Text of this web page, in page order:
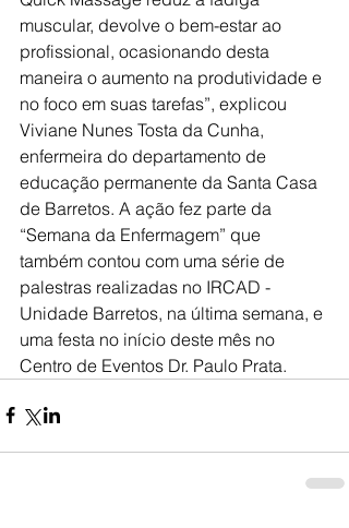
muscular, devolve o bem-estar ao
profissional, ocasionando desta
maneira o aumento na produtividade e
no foco em suas tarefas”, explicou
Viviane Nunes Tosta da Cunha,
enfermeira do departamento de
educação permanente da Santa Casa
de Barretos. A ação fez parte da
“Semana da Enfermagem” que
também contou com uma série de
palestras realizadas no IRCAD -
Unidade Barretos, na última semana, e
uma festa no início deste mês no
Centro de Eventos Dr. Paulo Prata.